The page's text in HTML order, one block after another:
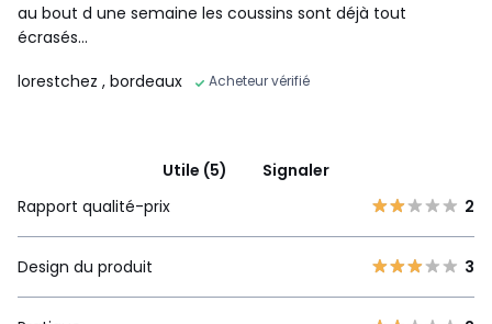
au bout d une semaine les coussins sont déjà tout
écrasés...
lorestchez , bordeaux Acheteur vérifié
Utile (5)
Signaler
Rapport qualité-prix
2
Design du produit 3